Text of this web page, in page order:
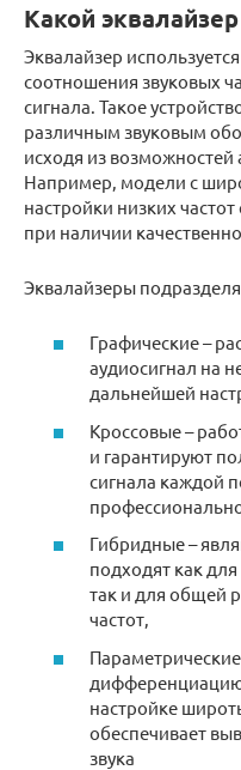
Какой
Эквалайзер
соотношения звуковых
сигнала. Такое
различным звуковым
исходя из возможностей
Например, модели с
настройки низких
при наличии
Эквалайзеры
Графические –
аудиосигнал на
дальнейшей
Кроссовые –
и гарантируют
сигнала каждой
Гибридные –
подходят как
так и для общей
частот,
настройке
обеспечивает
звука